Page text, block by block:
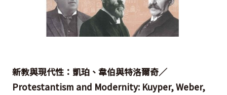
新教與現代性：凱珀、韋伯與特洛爾奇／
Protestantism and Modernity: Kuyper, Weber,